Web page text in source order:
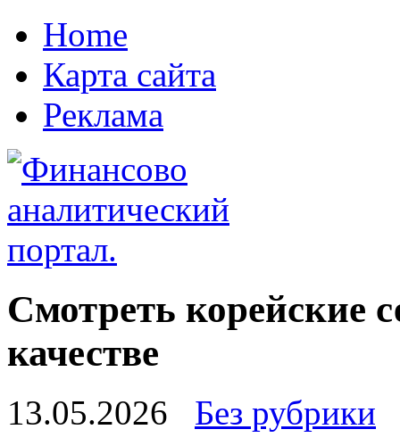
Home
Карта сайта
Реклама
Смотреть корейские
качестве
13.05.2026
Без рубрики